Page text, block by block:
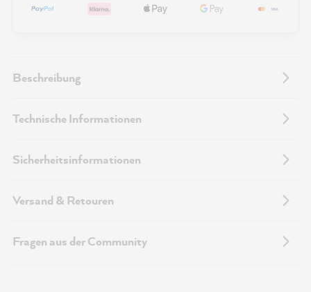
Beschreibung
Technische Informationen
Sicherheitsinformationen
Versand & Retouren
Fragen aus der Community